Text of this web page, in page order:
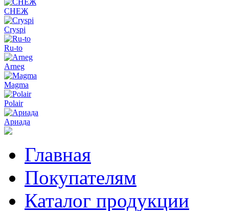
СНЕЖ
Cryspi
Ru-to
Arneg
Magma
Polair
Ариада
Главная
Покупателям
Каталог продукции